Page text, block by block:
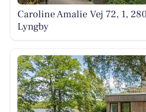
Caroline Amalie Vej 72, 1,
Lyngby